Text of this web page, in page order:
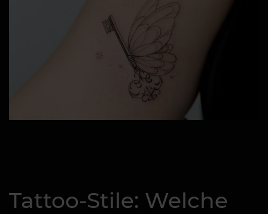
Tattoo-Stile: Welche